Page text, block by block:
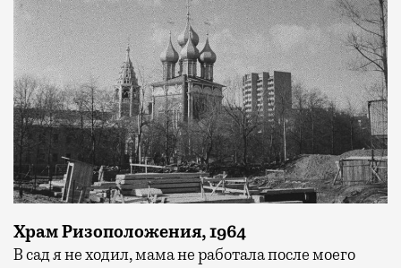
Храм Ризоположения, 1964
В сад я не ходил, мама не работала после моего